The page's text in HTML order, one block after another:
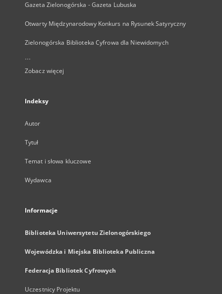
Gazeta Zielonogórska - Gazeta Lubuska
Otwarty Międzynarodowy Konkurs na Rysunek Satyryczny
Zielonogórska Biblioteka Cyfrowa dla Niewidomych
...
Zobacz więcej
Indeksy
Autor
Tytuł
Temat i słowa kluczowe
Wydawca
Informacje
Biblioteka Uniwersytetu Zielonogórskiego
Wojewódzka i Miejska Biblioteka Publiczna
Federacja Bibliotek Cyfrowych
Uczestnicy Projektu